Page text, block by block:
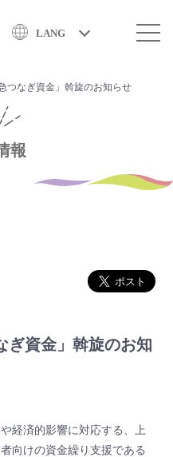
LANG
つなぎ資金」斡旋のお知らせ
報
ぎ資金」斡旋のお知
経済的影響に対応する、上
向けの資金繰り支援である